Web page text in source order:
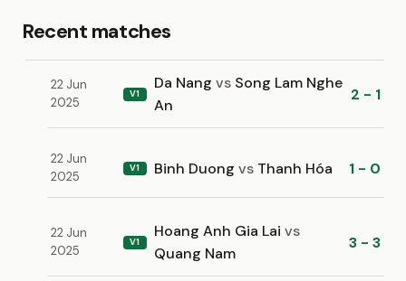
Recent matches
22 Jun
2025
V1
Da Nang vs Song Lam Nghe
An
2 - 1
22 Jun
2025
V1 Binh Duong vs Thanh Hóa 1 - 0
22 Jun
2025
V1
Hoang Anh Gia Lai vs
Quang Nam
3 - 3